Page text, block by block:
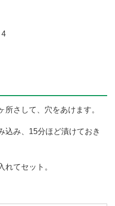
4
さして、穴をあけます。
込み、15分ほど漬けておき
れてセット。